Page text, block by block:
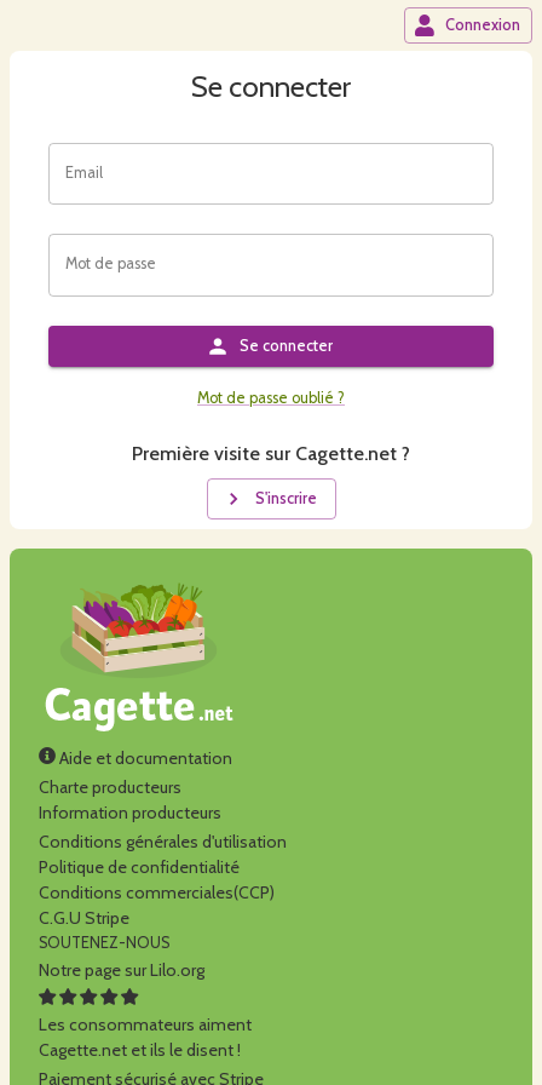
Connexion
Se connecter
Email
Mot de passe
Se connecter
Mot de passe oublié ?
Première visite sur Cagette.net ?
S'inscrire
Aide et documentation
Charte producteurs
Information producteurs
Conditions générales d'utilisation
Politique de confidentialité
Conditions commerciales(CCP)
C.G.U Stripe
SOUTENEZ-NOUS
Notre page sur Lilo.org
Les consommateurs aiment
Cagette.net et ils le disent !
Paiement sécurisé avec Stripe